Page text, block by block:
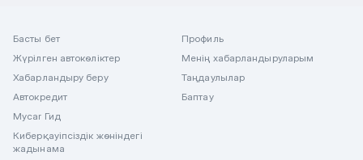
Басты бет
Жүрілген автокөліктер
Хабарландыру беру
Автокредит
Mycar Гид
Киберқауіпсіздік жөніндегі
жадынама
Профиль
Менің хабарландыруларым
Таңдаулылар
Баптау